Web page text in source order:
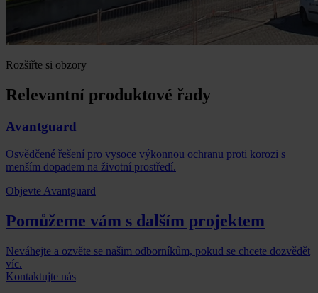
Rozšiřte si obzory
Relevantní produktové řady
Avantguard
Osvědčené řešení pro vysoce výkonnou ochranu proti korozi s
menším dopadem na životní prostředí.
Objevte Avantguard
Pomůžeme vám s dalším projektem
Neváhejte a ozvěte se našim odborníkům, pokud se chcete dozvědět
víc.
Kontaktujte nás